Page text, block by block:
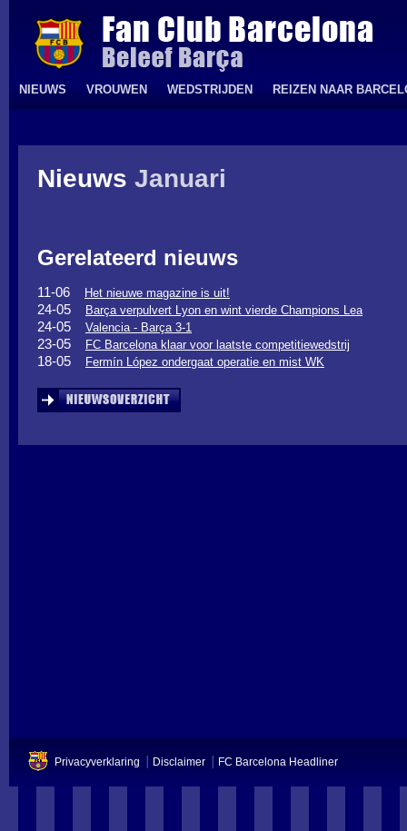
NIEUWS VROUWEN WEDSTRIJDEN REIZEN NAAR
Nieuws Januari
Gerelateerd nieuws
11-06 Het nieuwe magazine is uit!
24-05 Barça verpulvert Lyon en wint vierde Champions Lea
24-05 Valencia - Barça 3-1
23-05 FC Barcelona klaar voor laatste competitiewedstrij
18-05 Fermín López ondergaat operatie en mist WK
Privacyverklaring Disclaimer FC Barcelona Headliner